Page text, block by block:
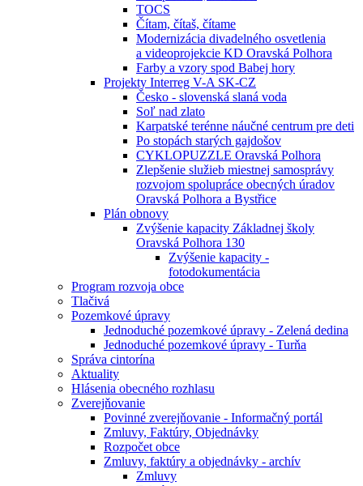
TOCS
Čítam, čítaš, čítame
Modernizácia divadelného osvetlenia
a videoprojekcie KD Oravská Polhora
Farby a vzory spod Babej hory
Projekty Interreg V-A SK-CZ
Česko - slovenská slaná voda
Soľ nad zlato
Karpatské terénne náučné centrum pre deti
Po stopách starých gajdošov
CYKLOPUZZLE Oravská Polhora
Zlepšenie služieb miestnej samosprávy
rozvojom spolupráce obecných úradov
Oravská Polhora a Bystřice
Plán obnovy
Zvýšenie kapacity Základnej školy
Oravská Polhora 130
Zvýšenie kapacity -
fotodokumentácia
Program rozvoja obce
Tlačivá
Pozemkové úpravy
Jednoduché pozemkové úpravy - Zelená dedina
Jednoduché pozemkové úpravy - Turňa
Správa cintorína
Aktuality
Hlásenia obecného rozhlasu
Zverejňovanie
Povinné zverejňovanie - Informačný portál
Zmluvy, Faktúry, Objednávky
Rozpočet obce
Zmluvy, faktúry a objednávky - archív
Zmluvy